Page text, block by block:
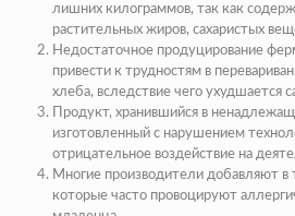
лишних килограммов, так как
растительных жиров, сахаристых
Недостаточное продуцирование
привести к трудностям в
хлеба, вследствие чего ухудшается
Продукт, хранившийся в
изготовленный с нарушением
отрицательное воздействие на
Многие производители добавляют в
которые часто провоцируют